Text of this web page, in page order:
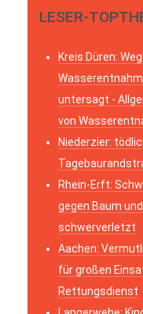
LESER-
Kreis Düren:
untersagt -
von
Niederzier:
Rhein-Erft:
gegen Baum
schwerverletzt
Aachen:
für großen
Rettungsdienst